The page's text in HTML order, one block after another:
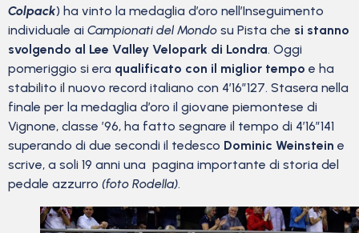
Colpack) ha vinto la medaglia d’oro nell’Inseguimento
individuale ai Campionati del Mondo su Pista che si stanno
svolgendo al Lee Valley Velopark di Londra. Oggi
pomeriggio si era qualificato con il miglior tempo e ha
stabilito il nuovo record italiano con 4’16″127. Stasera nella
finale per la medaglia d’oro il giovane piemontese di
Vignone, classe ’96, ha fatto segnare il tempo di 4’16″141
superando di due secondi il tedesco Dominic Weinstein e
scrive, a soli 19 anni una pagina importante di storia del
pedale azzurro (foto Rodella).